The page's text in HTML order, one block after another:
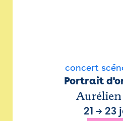
concert
Portrait
21 → 23